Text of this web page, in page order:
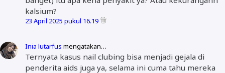
kalsium?
23 April 2025 pukul 16.19
Inia lutarfus mengatakan…
Ternyata kasus nail clubing bisa menjadi gejala di
penderita aids juga ya, selama ini cuma tahu mereka